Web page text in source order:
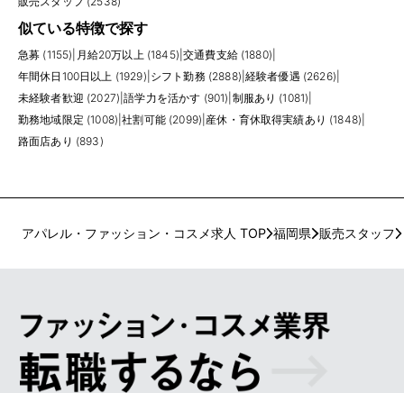
似ている特徴で探す
急募 (1155) 月給20万以上 (1845) |交通費支給 (1880)
年間休日100日以上 (1929) シフト勤務 (2888) 経験者優遇 (2626)
未経験者歓迎 (2027) |語学力を活かす (901) 制服あり (1081)
勤務地域限定 (1008) |社割可能 (2099) 産休・育休取得実績あり (1848)
路面店あり (893)
アパレル・ファッション・コスメ求人 TOP 福岡県 販売スタッフ